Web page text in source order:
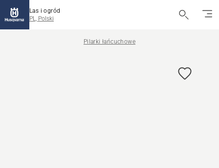
Las i ogród
PL, Polski
Pilarki łańcuchowe